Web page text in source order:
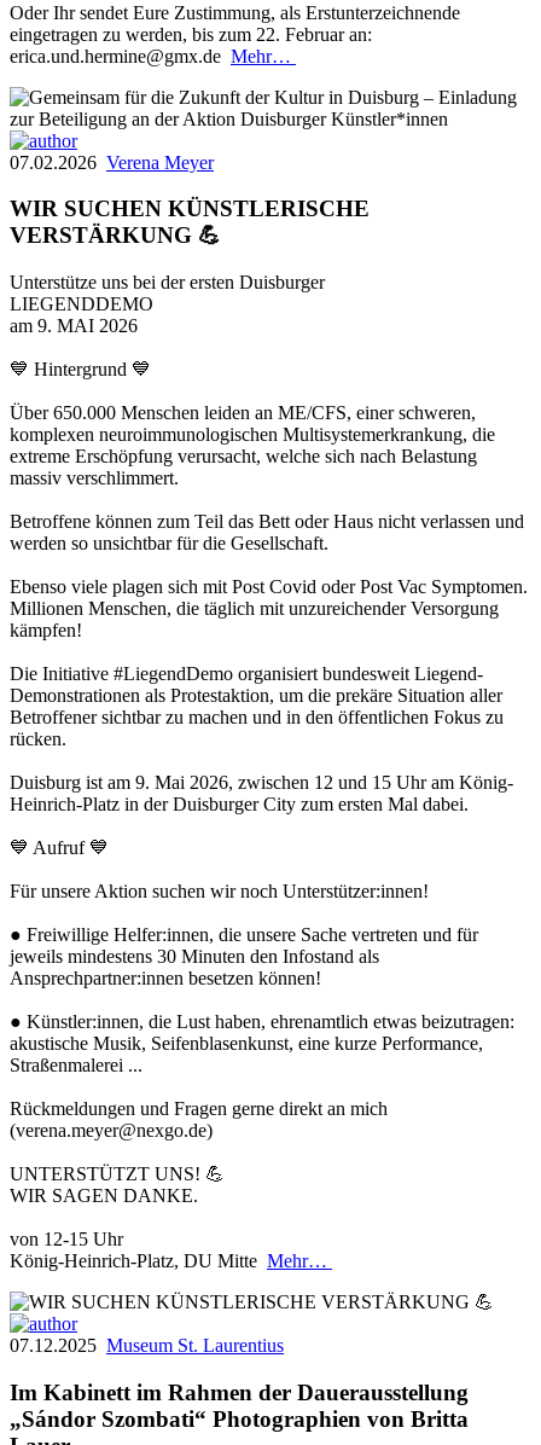
Oder Ihr sendet Eure Zustimmung, als Erstunterzeichnende
eingetragen zu werden, bis zum 22. Februar an:
erica.und.hermine@gmx.de Mehr…
07.02.2026 Verena Meyer
WIR SUCHEN KÜNSTLERISCHE
VERSTÄRKUNG 💪
Unterstütze uns bei der ersten Duisburger
LIEGENDDEMO
am 9. MAI 2026
💙 Hintergrund 💙
Über 650.000 Menschen leiden an ME/CFS, einer schweren,
komplexen neuroimmunologischen Multisystemerkrankung, die
extreme Erschöpfung verursacht, welche sich nach Belastung
massiv verschlimmert.
Betroffene können zum Teil das Bett oder Haus nicht verlassen und
werden so unsichtbar für die Gesellschaft.
Ebenso viele plagen sich mit Post Covid oder Post Vac Symptomen.
Millionen Menschen, die täglich mit unzureichender Versorgung
kämpfen!
Die Initiative #LiegendDemo organisiert bundesweit Liegend-
Demonstrationen als Protestaktion, um die prekäre Situation aller
Betroffener sichtbar zu machen und in den öffentlichen Fokus zu
rücken.
Duisburg ist am 9. Mai 2026, zwischen 12 und 15 Uhr am König-
Heinrich-Platz in der Duisburger City zum ersten Mal dabei.
💙 Aufruf 💙
Für unsere Aktion suchen wir noch Unterstützer:innen!
● Freiwillige Helfer:innen, die unsere Sache vertreten und für
jeweils mindestens 30 Minuten den Infostand als
Ansprechpartner:innen besetzen können!
● Künstler:innen, die Lust haben, ehrenamtlich etwas beizutragen:
akustische Musik, Seifenblasenkunst, eine kurze Performance,
Straßenmalerei ...
Rückmeldungen und Fragen gerne direkt an mich
(verena.meyer@nexgo.de)
UNTERSTÜTZT UNS! 💪
WIR SAGEN DANKE.
von 12-15 Uhr
König-Heinrich-Platz, DU Mitte Mehr…
07.12.2025 Museum St. Laurentius
Im Kabinett im Rahmen der Dauerausstellung
„Sándor Szombati“ Photographien von Britta